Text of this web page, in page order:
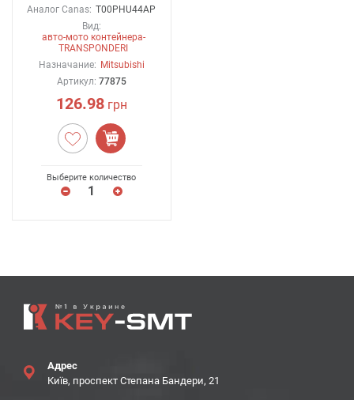
Аналог Canas: T00PHU44AP
Вид:
авто-мото контейнера-
TRANSPONDERI
Назначание: Mitsubishi
Артикул: 77875
126.98грн
Выберите количество
Адрес
Київ, проспект Степана Бандери, 21